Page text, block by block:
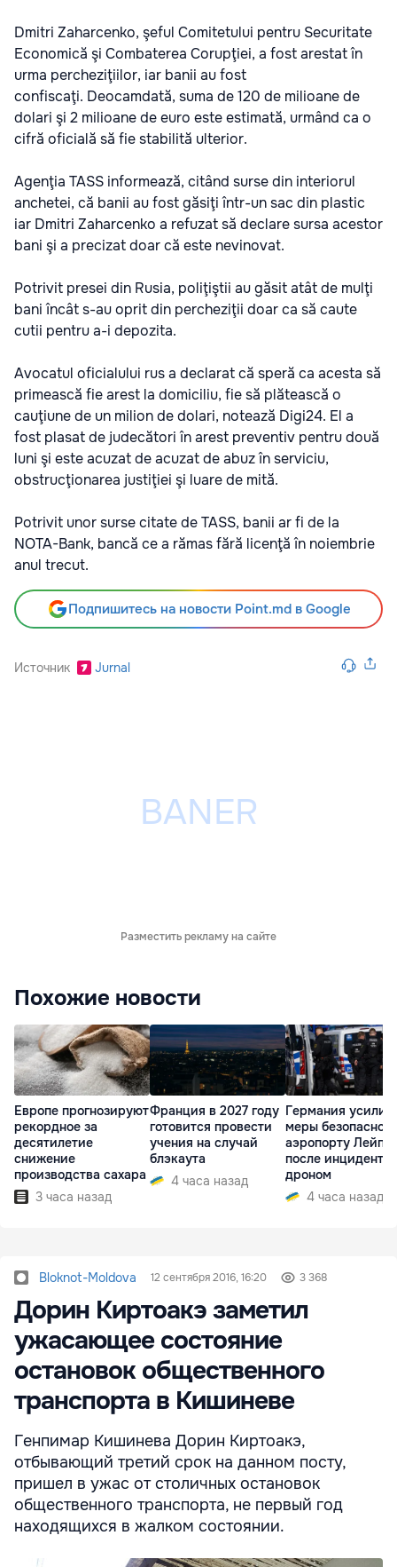
Dmitri Zaharcenko, şeful Comitetului pentru Securitate
Economică şi Combaterea Corupţiei, a fost arestat în
urma percheziţiilor, iar banii au fost
confiscaţi. Deocamdată, suma de 120 de milioane de
dolari şi 2 milioane de euro este estimată, urmând ca o
cifră oficială să fie stabilită ulterior.
Agenţia TASS informează, citând surse din interiorul
anchetei, că banii au fost găsiţi într-un sac din plastic
iar Dmitri Zaharcenko a refuzat să declare sursa acestor
bani şi a precizat doar că este nevinovat.
Potrivit presei din Rusia, poliţiştii au găsit atât de mulţi
bani încât s-au oprit din percheziţii doar ca să caute
cutii pentru a-i depozita.
Avocatul oficialului rus a declarat că speră ca acesta să
primească fie arest la domiciliu, fie să plătească o
cauţiune de un milion de dolari, notează Digi24. El a
fost plasat de judecători în arest preventiv pentru două
luni şi este acuzat de acuzat de abuz în serviciu,
obstrucţionarea justiţiei şi luare de mită.
Potrivit unor surse citate de TASS, banii ar fi de la
NOTA-Bank, bancă ce a rămas fără licenţă în noiembrie
anul trecut.
Подпишитесь на новости Point.md в Google
Источник Jurnal
Разместить рекламу на сайте
Похожие новости
Европе прогнозируют
рекордное за
десятилетие
снижение
производства сахара
3 часа назад
Франция в 2027 году
готовится провести
учения на случай
блэкаута
4 часа назад
Германия усилит
меры
аэропорту
после инцидента
дроном
4 часа назад
Bloknot-Moldova 12 сентября 2016, 16:20 3 368
Дорин Киртоакэ заметил
ужасающее состояние
остановок общественного
транспорта в Кишиневе
Генпимар Кишинева Дорин Киртоакэ,
отбывающий третий срок на данном посту,
пришел в ужас от столичных остановок
общественного транспорта, не первый год
находящихся в жалком состоянии.